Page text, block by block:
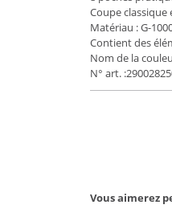
Coupe
Matériau : G-
Contient des
Nom de la
N° art.
Vous aimerez